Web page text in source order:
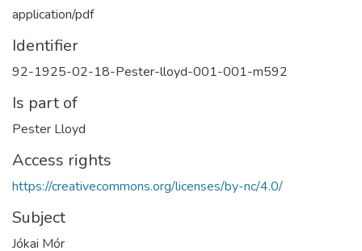
application/pdf
Identifier
92-1925-02-18-Pester-lloyd-001-001-m592
Is part of
Pester Lloyd
Access rights
https://creativecommons.org/licenses/by-nc/4.0/
Subject
Jókai Mór